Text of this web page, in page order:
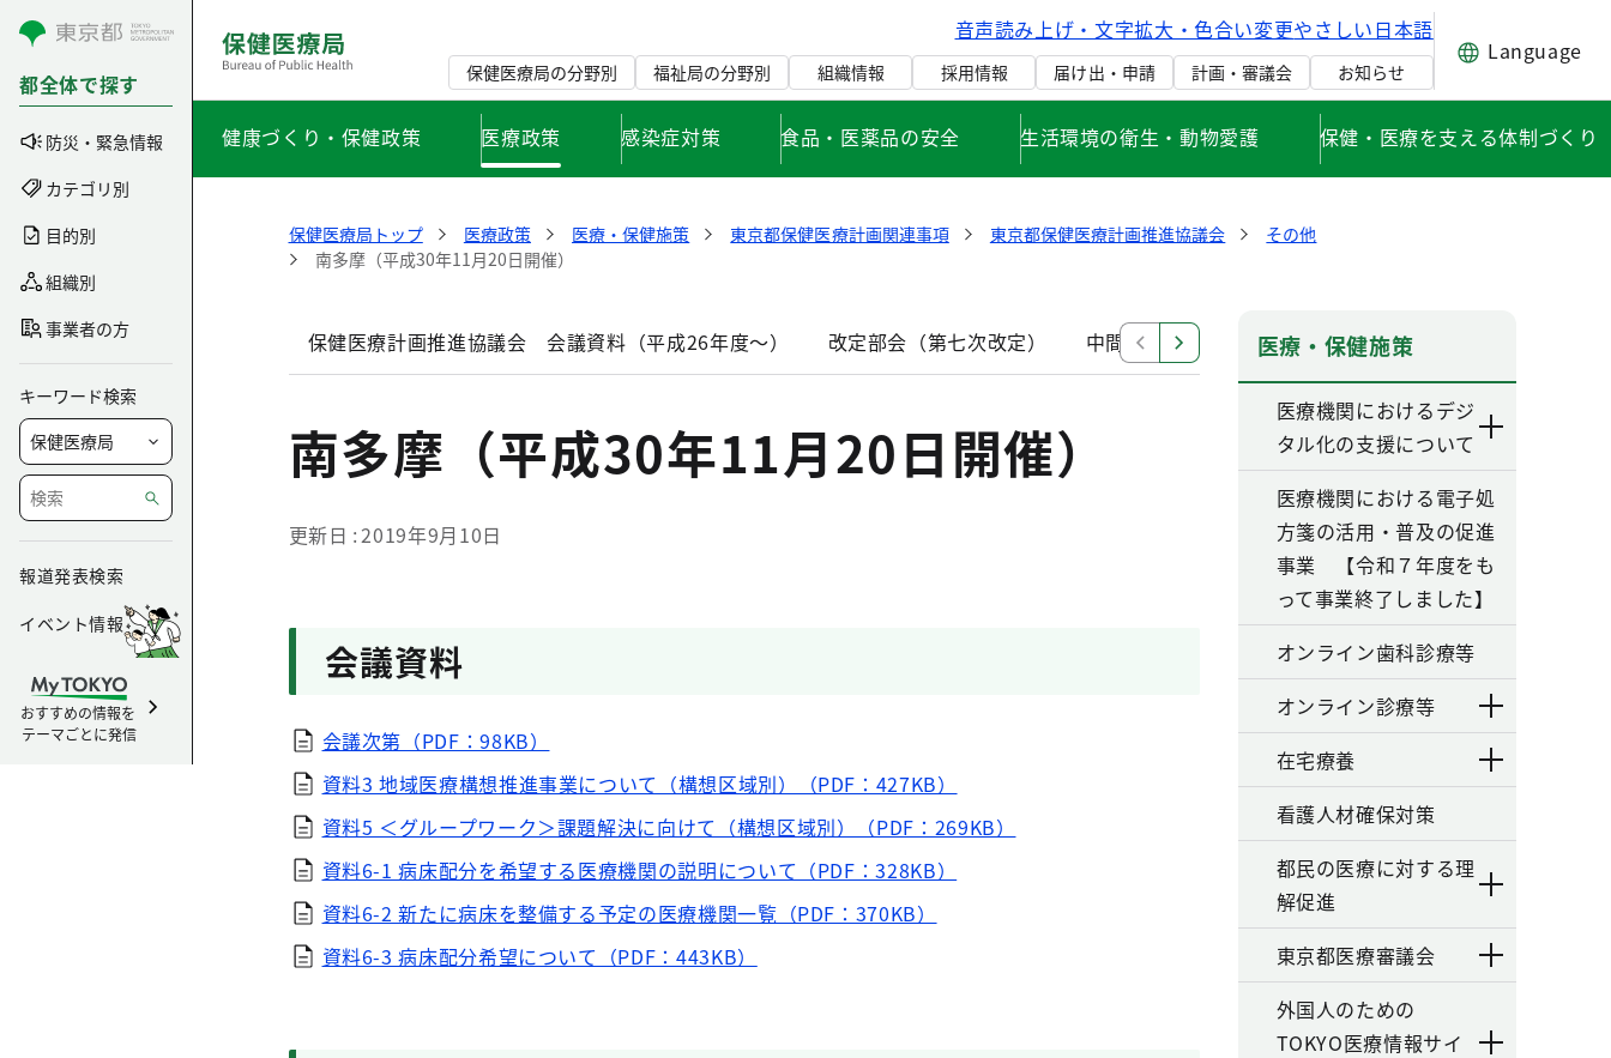
コンテンツにスキップ
都全体で探す
防災・緊急情報
カテゴリ別
目的別
組織別
事業者の方
キーワード検索
報道発表検索
イベント情報
おすすめの情報を
テーマごとに発信
音声読み上げ・文字拡大・色合い変更やさしい日本語
保健医療局の分野別 福祉局の分野別 組織情報 採用情報 届け出・申請 計画・審議会 お知らせ
Language
健康づくり・保健政策 医療政策 感染症対策 食品・医薬品の安全 生活環境の衛生・動物愛護 保健・医療を支える体制づくり
保健医療局トップ 医療政策 医療・保健施策 東京都保健医療計画関連事項 東京都保健医療計画推進協議会
その他
南多摩（平成30年11月20日開催）
保健医療計画推進協議会 会議資料（平成26年度～） 改定部会（第七次改定） 中間見直し検討部会 改定部会（第六次改定）
南多摩（平成30年11月20日開催）
更新日 2019年9月10日
会議資料
会議次第（PDF：98KB）
資料3 地域医療構想推進事業について（構想区域別）（PDF：427KB）
資料5 ＜グループワーク＞課題解決に向けて（構想区域別）（PDF：269KB）
資料6-1 病床配分を希望する医療機関の説明について（PDF：328KB）
資料6-2 新たに病床を整備する予定の医療機関一覧（PDF：370KB）
資料6-3 病床配分希望について（PDF：443KB）
医療・保健施策
医療機関におけるデジ
タル化の支援について
医療機関における電子処
方箋の活用・普及の促進
事業 【令和７年度をも
って事業終了しました】
オンライン歯科診療等
オンライン診療等
在宅療養
看護人材確保対策
都民の医療に対する理
解促進
東京都医療審議会
外国人のための
TOKYO医療情報サイ